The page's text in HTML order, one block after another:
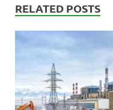
RELATED POSTS